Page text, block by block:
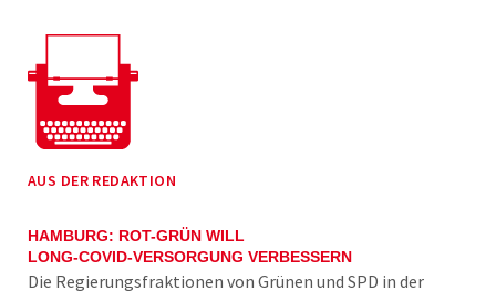
AUS DER REDAKTION
HAMBURG: ROT-GRÜN WILL
LONG-COVID-VERSORGUNG VERBESSERN
Die Regierungsfraktionen von Grünen und SPD in der